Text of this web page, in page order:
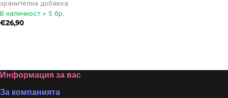
хранителна добавка
В наличност > 5 бр.
€26,90
controls
Footer
Информация за вас
За компанията